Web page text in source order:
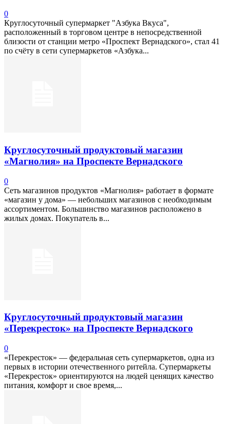
0
Круглосуточный супермаркет "Азбука Вкуса",
расположенный в торговом центре в непосредственной
близости от станции метро «Проспект Вернадского», стал 41
по счёту в сети супермаркетов «Азбука...
Круглосуточный продуктовый магазин
«Магнолия» на Проспекте Вернадского
0
Сеть магазинов продуктов «Магнолия» работает в формате
«магазин у дома» — небольших магазинов с необходимым
ассортиментом. Большинство магазинов расположено в
жилых домах. Покупатель в...
Круглосуточный продуктовый магазин
«Перекресток» на Проспекте Вернадского
0
«Перекресток» — федеральная сеть супермаркетов, одна из
первых в истории отечественного ритейла. Супермаркеты
«Перекресток» ориентируются на людей ценящих качество
питания, комфорт и свое время,...